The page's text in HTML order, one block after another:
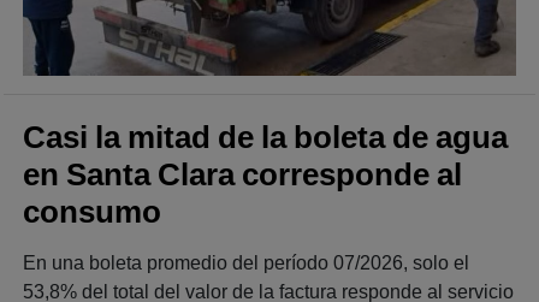
Casi la mitad de la boleta de agua
en Santa Clara corresponde al
consumo
En una boleta promedio del período 07/2026, solo el
53,8% del total del valor de la factura responde al servicio